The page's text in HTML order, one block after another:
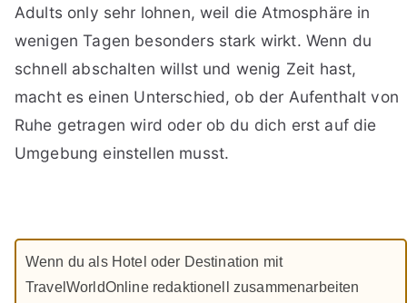
Adults only sehr lohnen, weil die Atmosphäre in
wenigen Tagen besonders stark wirkt. Wenn du
schnell abschalten willst und wenig Zeit hast,
macht es einen Unterschied, ob der Aufenthalt von
Ruhe getragen wird oder ob du dich erst auf die
Umgebung einstellen musst.
Wenn du als Hotel oder Destination mit
TravelWorldOnline redaktionell zusammenarbeiten